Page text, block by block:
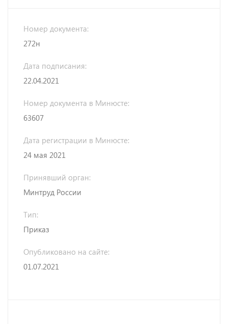
Номер документа:
272н
Дата подписания:
22.04.2021
Номер документа в Минюсте:
63607
Дата регистрации в Минюсте:
24 мая 2021
Принявший орган:
Минтруд России
Тип:
Приказ
Опубликовано на сайте:
01.07.2021